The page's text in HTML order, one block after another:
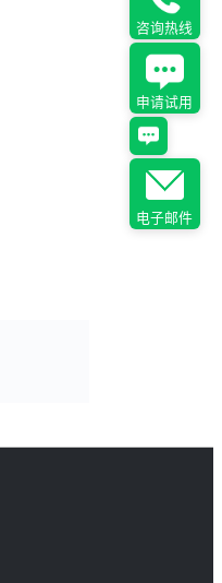
咨询热线
申请试用
电子邮件